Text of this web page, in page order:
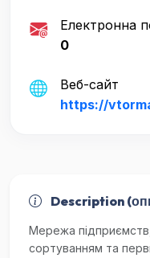
Електронна
0
Веб-сайт
https://
Description
Мережа
сортуванням та